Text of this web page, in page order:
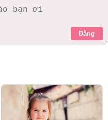
Đăng